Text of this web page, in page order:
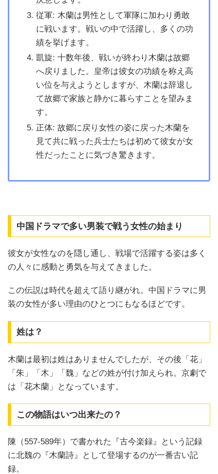
従軍: 木蘭は男性として軍隊に加わり勇敢
に戦います。戦いの中で活躍し、多くの功
績を挙げます。
凱旋: 十数年後、戦いが終わり木蘭は故郷
へ戻りました。皇帝は彼女の功績を称え高
い位を与えようとしますが、木蘭は辞退し
て故郷で家族と静かに暮らすことを望みま
す。
正体: 故郷に戻り女性の姿に戻った木蘭を
見て共に戦った兵士たちは初めて彼女が女
性だったことに気づき驚きます。
中国ドラマで多い男装で戦う女性の始まり
彼女が女性なのを隠し通し、戦場で活躍する姿は多く
の人々に感動と勇気を与えてきました。
この伝説は時代を超えて語り継がれ。中国ドラマに男
装の女性が多い理由のひとつにもなるほどです。
姓は？
木蘭は最初は姓はありませんでしたが、その後「花」
「朱」「木」「魏」などの姓が付け加えられ。京劇で
は「花木蘭」となっています。
この物語はいつ出来たの？
陳（557-589年）で書かれた『古今楽録』という記録
に北魏の『木蘭詩』として登場するのが一番古い記
録。